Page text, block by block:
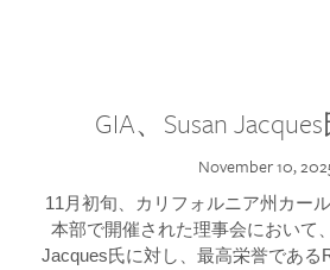
GIA、Susan
November 10,
11月初旬、カリフォルニア州カー
本部で開催された理事会において
Jacques氏に対し、最高栄誉である